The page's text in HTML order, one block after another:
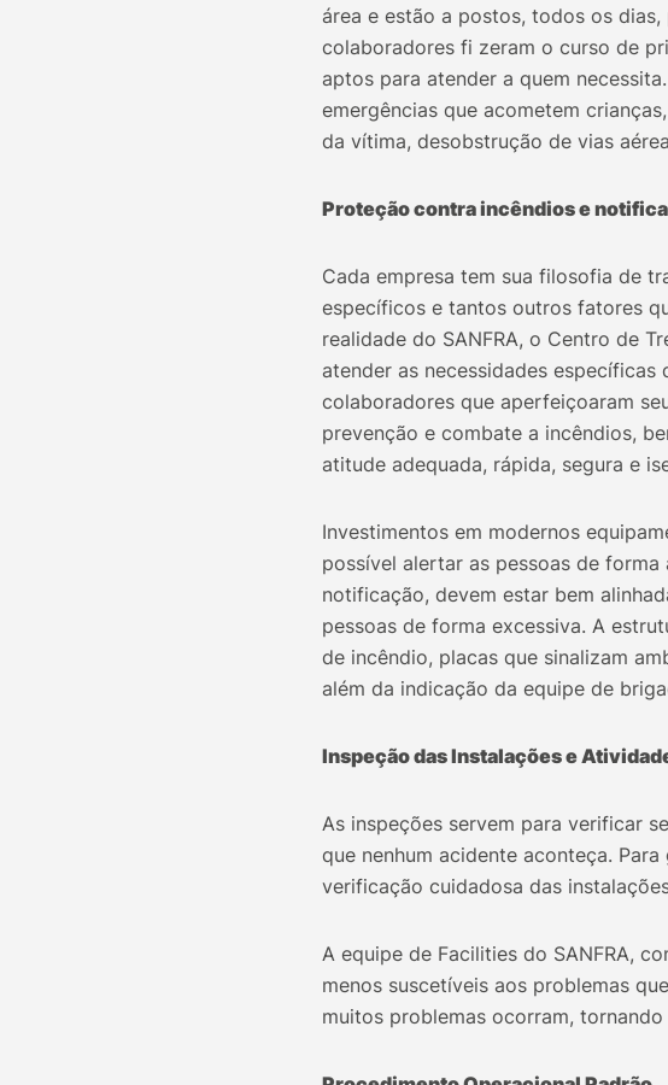
área e estão a postos, todos os
colaboradores fi zeram o curso de
aptos para atender a quem
emergências que acometem
da vítima, desobstrução de vias
Proteção contra incêndios e
Cada empresa tem sua filosofia de
específicos e tantos outros fatores
realidade do SANFRA, o Centro de
atender as necessidades
colaboradores que aperfeiçoaram
prevenção e combate a incêndios,
atitude adequada, rápida, segura e
Investimentos em modernos
possível alertar as pessoas de
notificação, devem estar bem
pessoas de forma excessiva. A
de incêndio, placas que sinalizam
além da indicação da equipe de
Inspeção das Instalações e
As inspeções servem para verificar
que nenhum acidente aconteça.
verificação cuidadosa das
A equipe de Facilities do SANFRA,
menos suscetíveis aos problemas
muitos problemas ocorram,